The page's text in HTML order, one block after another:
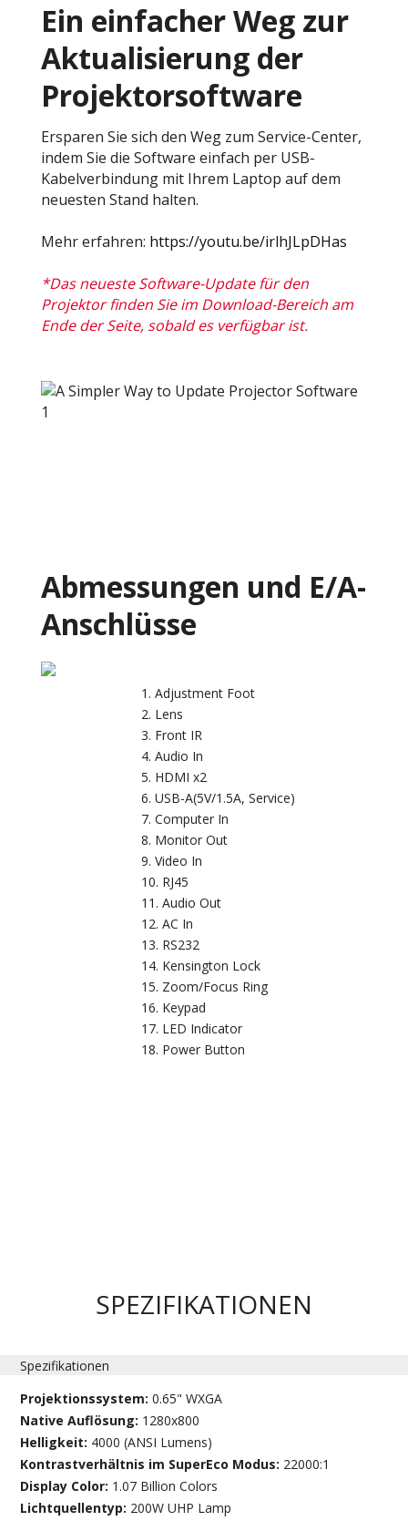
Ein einfacher Weg zur
Aktualisierung der
Projektorsoftware
Ersparen Sie sich den Weg zum Service-Center,
indem Sie die Software einfach per USB-
Kabelverbindung mit Ihrem Laptop auf dem
neuesten Stand halten.
Mehr erfahren: https://youtu.be/irlhJLpDHas
*Das neueste Software-Update für den
Projektor finden Sie im Download-Bereich am
Ende der Seite, sobald es verfügbar ist.
Abmessungen und E/A-
Anschlüsse
Adjustment Foot
Lens
Front IR
Audio In
HDMI x2
USB-A(5V/1.5A, Service)
Computer In
Monitor Out
Video In
RJ45
Audio Out
AC In
RS232
Kensington Lock
Zoom/Focus Ring
Keypad
LED Indicator
Power Button
SPEZIFIKATIONEN
Spezifikationen
Projektionssystem:0.65" WXGA
Native Auflösung: 1280x800
Helligkeit: 4000 (ANSI Lumens)
Kontrastverhältnis im SuperEco Modus: 22000:1
Display Color: 1.07 Billion Colors
Lichtquellentyp: 200W UHP Lamp